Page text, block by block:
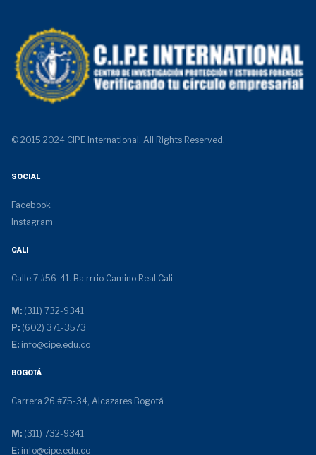
© 2015 2024 CIPE International. All Rights Reserved.
SOCIAL
Facebook
Instagram
CALI
Calle 7 #56-41. Ba rrrio Camino Real Cali
M: (311) 732-9341
P: (602) 371-3573
E: info@cipe.edu.co
BOGOTÁ
Carrera 26 #75-34, Alcazares Bogotá
M: (311) 732-9341
E: info@cipe.edu.co